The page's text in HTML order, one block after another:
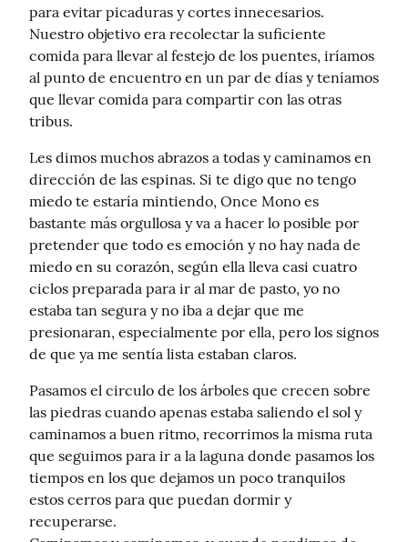
para evitar picaduras y cortes innecesarios.
Nuestro objetivo era recolectar la suficiente
comida para llevar al festejo de los puentes, iríamos
al punto de encuentro en un par de días y teníamos
que llevar comida para compartir con las otras
tribus.
Les dimos muchos abrazos a todas y caminamos en
dirección de las espinas. Si te digo que no tengo
miedo te estaría mintiendo, Once Mono es
bastante más orgullosa y va a hacer lo posible por
pretender que todo es emoción y no hay nada de
miedo en su corazón, según ella lleva casi cuatro
ciclos preparada para ir al mar de pasto, yo no
estaba tan segura y no iba a dejar que me
presionaran, especialmente por ella, pero los signos
de que ya me sentía lista estaban claros.
Pasamos el circulo de los árboles que crecen sobre
las piedras cuando apenas estaba saliendo el sol y
caminamos a buen ritmo, recorrimos la misma ruta
que seguimos para ir a la laguna donde pasamos los
tiempos en los que dejamos un poco tranquilos
estos cerros para que puedan dormir y
recuperarse.